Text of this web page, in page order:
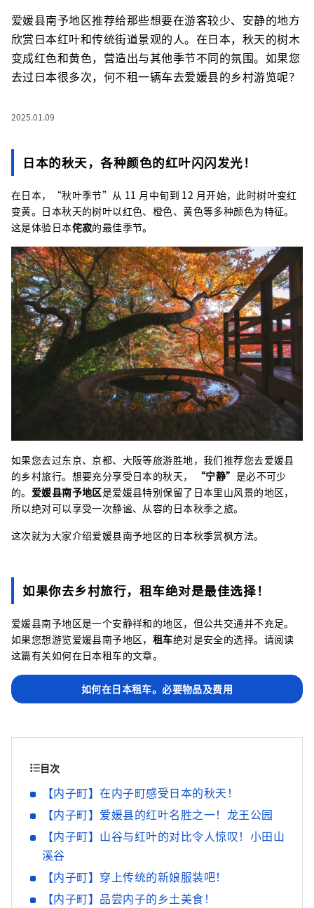
爱媛县南予地区推荐给那些想要在游客较少、安静的地方
欣赏日本红叶和传统街道景观的人。在日本，秋天的树木
变成红色和黄色，营造出与其他季节不同的氛围。如果您
去过日本很多次，何不租一辆车去爱媛县的乡村游览呢？
2025.01.09
日本的秋天，各种颜色的红叶闪闪发光！
在日本，“秋叶季节”从 11 月中旬到 12 月开始，此时树叶变红
变黄。日本秋天的树叶以红色、橙色、黄色等多种颜色为特征。
这是体验日本侘寂的最佳季节。
如果您去过东京、京都、大阪等旅游胜地，我们推荐您去爱媛县
的乡村旅行。想要充分享受日本的秋天，
“宁静” 是必不可少
的。 爱媛县南予地区是爱媛县特别保留了日本里山风景的地区，
所以绝对可以享受一次静谧、从容的日本秋季之旅。
这次就为大家介绍爱媛县南予地区的日本秋季赏枫方法。
如果你去乡村旅行，租车绝对是最佳选择！
爱媛县南予地区是一个安静祥和的地区，但公共交通并不充足。
如果您想游览爱媛县南予地区， 租车绝对是安全的选择。请阅读
这篇有关如何在日本租车的文章。
如何在日本租车。必要物品及费用
目次
【内子町】在内子町感受日本的秋天！
【内子町】爱媛县的红叶名胜之一！龙王公园
【内子町】山谷与红叶的对比令人惊叹！小田山
溪谷
【内子町】穿上传统的新娘服装吧！
【内子町】品尝内子的乡土美食！